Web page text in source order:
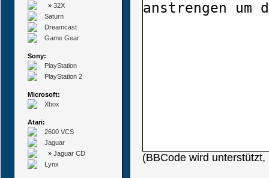
» 32X
Saturn
Dreamcast
Game Gear
Sony:
PlayStation
PlayStation 2
Microsoft:
Xbox
Atari:
2600 VCS
Jaguar
» Jaguar CD
Lynx
(BBCode wird